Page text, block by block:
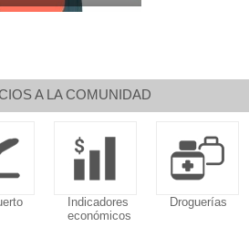
A LA COMUNIDAD
Indicadores
económicos
Droguerías